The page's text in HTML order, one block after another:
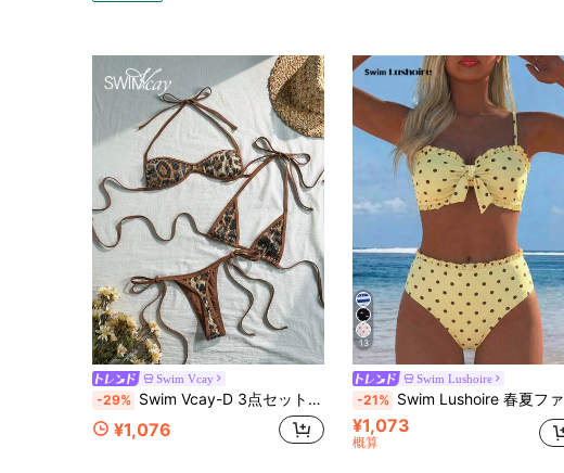
Swim Vcay
-29% Swim Vcay-D 3点セット 夏休みビーチ用 レオパード柄 スパンコール テクスチャー生地 ホルターネック トライアングルビキニトップ、ホルターネック バンドゥトップ、サイドタイ ビキニボトム セクシーな女性用水着
¥1,076
13
Swim Lushoire
-21% Swim Lushoire 春夏ファッション 人気 セクシー レディース 水玉柄デザイン バケーション インフルエンサー風 ビーチビキニセット
¥1,073
概算